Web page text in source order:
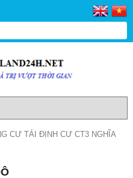
CƯ TÁI ĐỊNH CƯ CT3 NGHĨA